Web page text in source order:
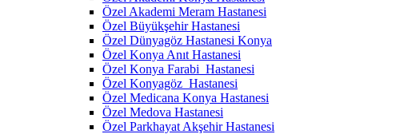
Özel Akademi Meram Hastanesi
Özel Büyükşehir Hastanesi
Özel Dünyagöz Hastanesi Konya
Özel Konya Anıt Hastanesi
Özel Konya Farabi Hastanesi
Özel Konyagöz Hastanesi
Özel Medicana Konya Hastanesi
Özel Medova Hastanesi
Özel Parkhayat Akşehir Hastanesi